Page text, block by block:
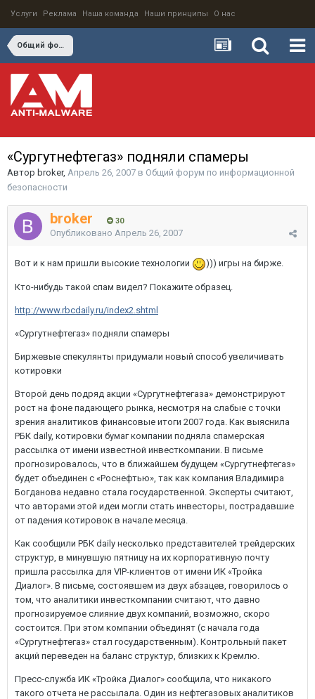
Услуги Реклама Наша команда Наши принципы О нас
Общий форум по информационной безопасности
«Сургутнефтегаз» подняли спамеры
Автор broker, Апрель 26, 2007 в Общий форум по информационной
безопасности
broker 30
Опубликовано Апрель 26, 2007
Вот и к нам пришли высокие технологии ))) игры на бирже.
Кто-нибудь такой спам видел? Покажите образец.
http://www.rbcdaily.ru/index2.shtml
«Сургутнефтегаз» подняли спамеры
Биржевые спекулянты придумали новый способ увеличивать
котировки
Второй день подряд акции «Сургутнефтегаза» демонстрируют
рост на фоне падающего рынка, несмотря на слабые с точки
зрения аналитиков финансовые итоги 2007 года. Как выяснила
РБК daily, котировки бумаг компании подняла спамерская
рассылка от имени известной инвест­компании. В письме
прогнозировалось, что в ближайшем будущем «Сургутнефтегаз»
будет объединен с «Роснефтью», так как компания Владимира
Богданова недавно стала государственной. Эксперты считают,
что авторами этой идеи могли стать инвесторы, пострадавшие
от падения котировок в начале месяца.
Как сообщили РБК daily несколько представителей трейдерских
структур, в минувшую пятницу на их корпоративную почту
пришла рассылка для VIP-клиентов от имени ИК «Тройка
Диалог». В письме, состоявшем из двух абзацев, говорилось о
том, что аналитики инвесткомпании считают, что давно
прогнозируемое слияние двух компаний, возможно, скоро
состоится. При этом компании объединят (с начала года
«Сургутнефтегаз» стал государственным). Контрольный пакет
акций переведен на баланс структур, близких к Кремлю.
Пресс-служба ИК «Тройка Диалог» сообщила, что никакого
такого отчета не рассылала. Один из нефтегазовых аналитиков